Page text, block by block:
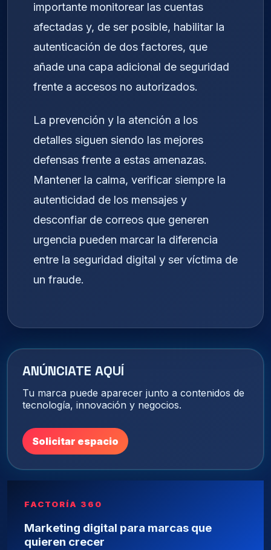
importante monitorear las cuentas
afectadas y, de ser posible, habilitar la
autenticación de dos factores, que
añade una capa adicional de seguridad
frente a accesos no autorizados.
La prevención y la atención a los
detalles siguen siendo las mejores
defensas frente a estas amenazas.
Mantener la calma, verificar siempre la
autenticidad de los mensajes y
desconfiar de correos que generen
urgencia pueden marcar la diferencia
entre la seguridad digital y ser víctima de
un fraude.
ANÚNCIATE AQUÍ
Tu marca puede aparecer junto a contenidos de
tecnología, innovación y negocios.
Solicitar espacio
FACTORÍA 360
Marketing digital para marcas que
quieren crecer